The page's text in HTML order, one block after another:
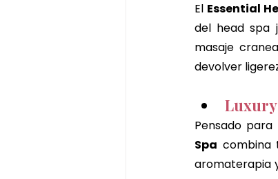
El Essential
del head spa
masaje
devolver
Luxury
Pensado
Spa combina
aromaterapia